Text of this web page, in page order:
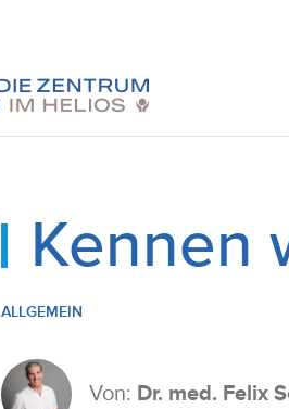
Kennen
ALLGEMEIN
Von: Dr. med. Felix